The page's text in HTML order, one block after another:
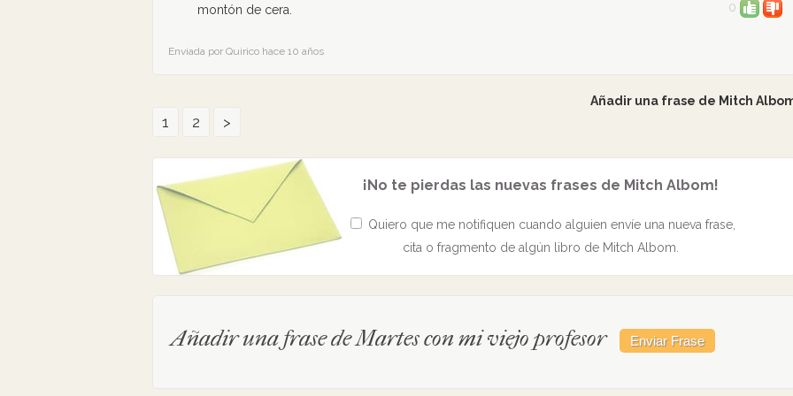
montón de cera. 0
Enviada por Quirico hace 10 años
Añadir una frase de Mitch
1 2 >
¡No te pierdas las nuevas frases de Mitch Albom!
Quiero que me notifiquen cuando alguien envíe una nueva frase,
cita o fragmento de algún libro de Mitch Albom.
Añadir una frase de Martes con mi viejo profesor